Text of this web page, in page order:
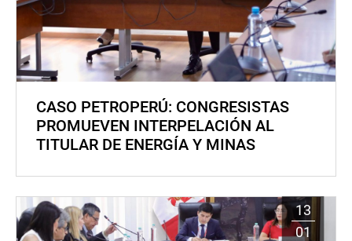
CASO PETROPERÚ: CONGRESISTAS
PROMUEVEN INTERPELACIÓN AL
TITULAR DE ENERGÍA Y MINAS
13
01